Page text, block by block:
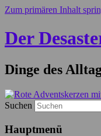
Zum primären Inhalt
Der
Dinge des
Suchen
Hauptmenü